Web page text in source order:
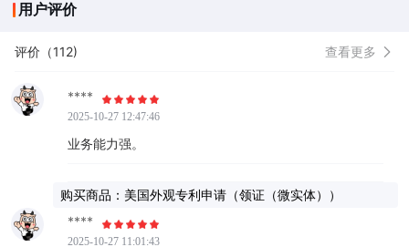
用户评价
评价（112) 查看更多
****
2025-10-27 12:47:46
业务能力强。
购买商品：美国外观专利申请（领证（微实体））
****
2025-10-27 11:01:43